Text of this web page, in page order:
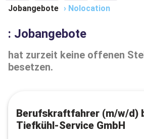
Jobangebote › Nolocation
: Jobangebote
hat zurzeit keine offenen
besetzen.
Berufskraftfahrer (m/w/d)
Tiefkühl-Service GmbH